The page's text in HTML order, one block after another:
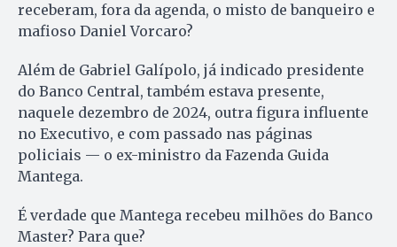
receberam, fora da agenda, o misto de banqueiro e
mafioso Daniel Vorcaro?
Além de Gabriel Galípolo, já indicado presidente
do Banco Central, também estava presente,
naquele dezembro de 2024, outra figura influente
no Executivo, e com passado nas páginas
policiais — o ex-ministro da Fazenda Guida
Mantega.
É verdade que Mantega recebeu milhões do Banco
Master? Para que?